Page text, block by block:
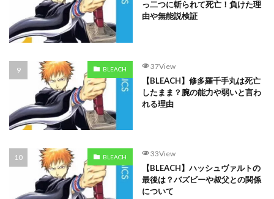
っ二つに斬られて死亡！負けた理
由や無能説検証
BLEACH 37View
【BLEACH】修多羅千手丸は死亡
したまま？腕の能力や弱いと言わ
れる理由
BLEACH 33View
【BLEACH】ハッシュヴァルトの
最後は？バズビーや叔父との関係
について